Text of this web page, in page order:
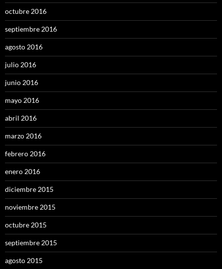
octubre 2016
septiembre 2016
agosto 2016
julio 2016
junio 2016
mayo 2016
abril 2016
marzo 2016
febrero 2016
enero 2016
diciembre 2015
noviembre 2015
octubre 2015
septiembre 2015
agosto 2015